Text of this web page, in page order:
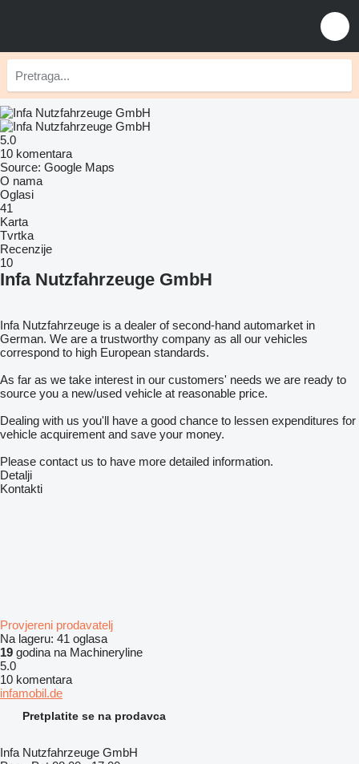
5.0
10 komentara
Source: Google Maps
O nama
Oglasi
41
Karta
Tvrtka
Recenzije
10
Infa Nutzfahrzeuge GmbH
Infa Nutzfahrzeuge is a dealer of second-hand automarket in
German. We are a trustworthy company as all our vehicles
correspond to high European standards.
As far as we take interest in our customers' needs we are ready to
source you a new/used vehicle at reasonable price.
Dealing with us you'll have a good chance to lessen expenditures for
vehicle acquirement and save your money.
Please contact us to have more detailed information.
Detalji
Kontakti
Provjereni prodavatelj
Na lageru: 41 oglasa
19 godina na Machineryline
5.0
10 komentara
infamobil.de
Pretplatite se na prodavca
Infa Nutzfahrzeuge GmbH